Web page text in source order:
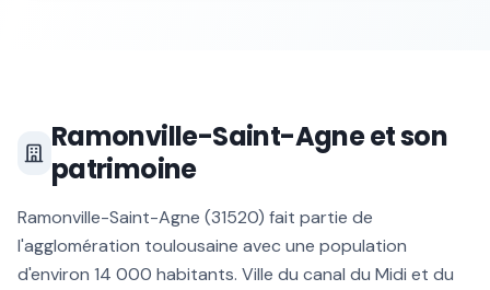
Ramonville-Saint-Agneet son
patrimoine
Ramonville-Saint-Agne (31520) fait partie de
l'agglomération toulousaine avec une population
d'environ 14 000 habitants. Ville du canal du Midi et du